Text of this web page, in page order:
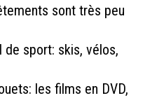
sont très peu
sport: skis, vélos,
les films en DVD,